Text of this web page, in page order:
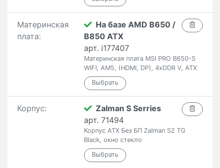
Материнская
плата:
На базе AMD B650 /
B850 ATX
арт. i177407
Материнская плата MSI PRO B650-S
WIFI, AM5, (HDMI, DP), 4xDDR V, ATX
Корпус:
Zalman S Serries
арт. 71494
Корпус ATX Без БП Zalman S2 TG
Black, окно стекло